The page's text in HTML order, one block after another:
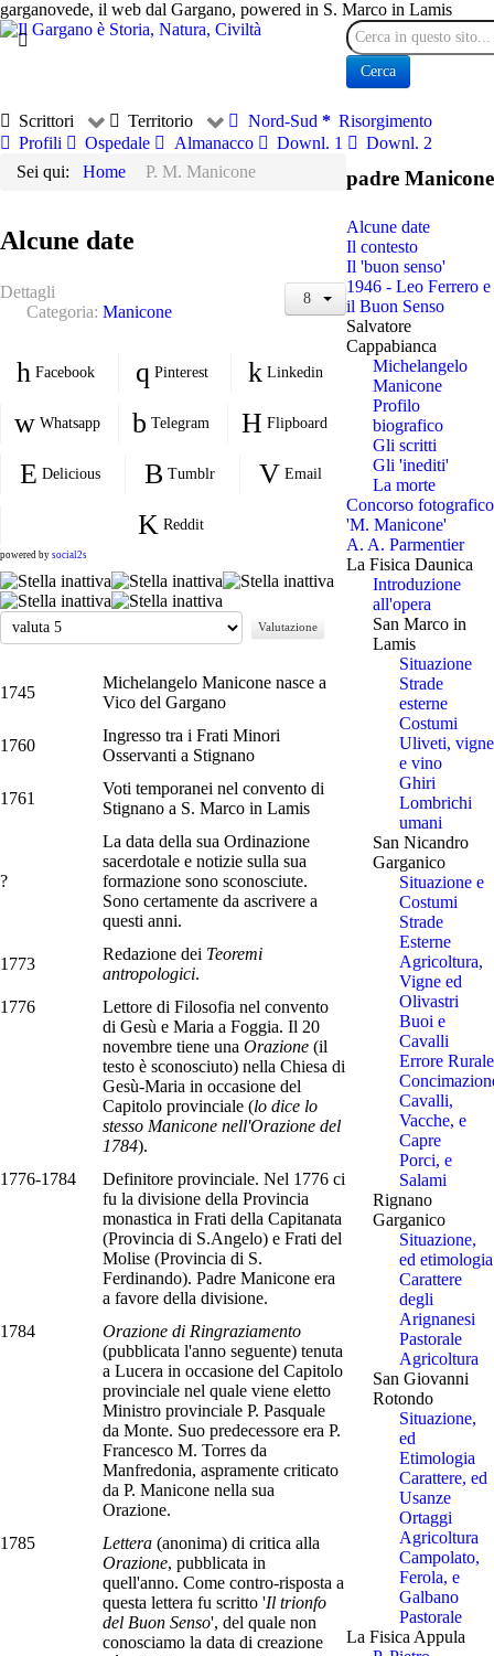
garganovede, il web dal Gargano, powered in S. Marco in Lamis
Cerca
Cerca
Scrittori Territorio Nord-Sud
Risorgimento
Profili
Ospedale Almanacco Downl. 1
Downl. 2
Sei qui:
Home P. M. Manicone
Alcune date
Dettagli
Categoria: Manicone
Facebook Pinterest Linkedin
Whatsapp Telegram Flipboard
Delicious Tumblr Email
Reddit
powered by social2s
Valuta
1745
Michelangelo Manicone nasce a
Vico del Gargano
1760
Ingresso tra i Frati Minori
Osservanti a Stignano
1761
Voti temporanei nel convento di
Stignano a S. Marco in Lamis
?
La data della sua Ordinazione
sacerdotale e notizie sulla sua
formazione sono sconosciute.
Sono certamente da ascrivere a
questi anni.
1773
Redazione dei Teoremi
antropologici.
1776
Lettore di Filosofia nel convento
di Gesù e Maria a Foggia. Il 20
novembre tiene una Orazione (il
testo è sconosciuto) nella Chiesa di
Gesù-Maria in occasione del
Capitolo provinciale (lo dice lo
stesso Manicone nell'Orazione del
1784).
1776-1784
Definitore provinciale. Nel 1776 ci
fu la divisione della Provincia
monastica in Frati della Capitanata
(Provincia di S.Angelo) e Frati del
Molise (Provincia di S.
Ferdinando). Padre Manicone era
a favore della divisione.
1784
Orazione di Ringraziamento
(pubblicata l'anno seguente) tenuta
a Lucera in occasione del Capitolo
provinciale nel quale viene eletto
Ministro provinciale P. Pasquale
da Monte. Suo predecessore era P.
Francesco M. Torres da
Manfredonia, aspramente criticato
da P. Manicone nella sua
Orazione.
1785
Lettera (anonima) di critica alla
Orazione, pubblicata in
quell'anno. Come contro-risposta a
questa lettera fu scritto 'Il trionfo
del Buon Senso', del quale non
conosciamo la data di creazione
padre Manicone
Alcune date
Il contesto
Il 'buon senso'
1946 - Leo Ferrero e
il Buon Senso
Salvatore
Cappabianca
Michelangelo
Manicone
Profilo
biografico
Gli scritti
Gli 'inediti'
La morte
Concorso fotografico
'M. Manicone'
A. A. Parmentier
La Fisica Daunica
Introduzione
all'opera
San Marco in
Lamis
Situazione
Strade
esterne
Costumi
Uliveti, vigne
e vino
Ghiri
Lombrichi
umani
San Nicandro
Garganico
Situazione e
Costumi
Strade
Esterne
Agricoltura,
Vigne ed
Olivastri
Buoi e
Cavalli
Errore Rurale
Cavalli,
Vacche, e
Capre
Porci, e
Salami
Rignano
Garganico
Situazione,
ed etimologia
Carattere
degli
Arignanesi
Pastorale
Agricoltura
San Giovanni
Rotondo
Situazione,
ed
Etimologia
Carattere, ed
Usanze
Ortaggi
Agricoltura
Campolato,
Ferola, e
Galbano
Pastorale
La Fisica Appula